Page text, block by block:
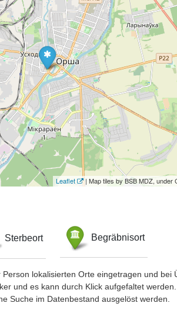
Leaflet | Map tiles by BSB MDZ, under
Sterbeort Begräbnisort
lokalisierten Orte eingetragen und bei
und es kann durch Klick aufgefaltet
Suche im Datenbestand ausgelöst werden.